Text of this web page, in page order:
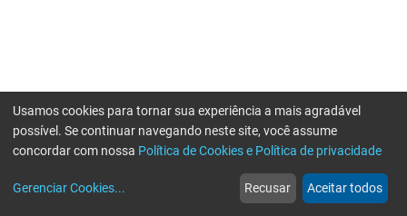
web
Notícias
more_horiz
Mais
Usamos cookies para tornar sua experiência a mais agradável
possível. Se continuar navegando neste site, você assume
concordar com nossa Política de Cookies e Política de privacidade
Gerenciar Cookies... Recusar Aceitar todos
Erro ao enviar informações, por favor tente novamente